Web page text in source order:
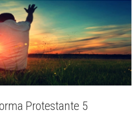
Protestante 5